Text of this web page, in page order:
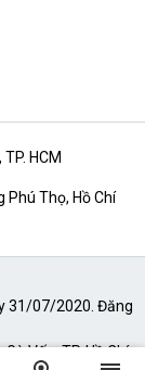
HCM
Phú Thọ, Hồ Chí
31/07/2020. Đăng
Vấp, TP. Hồ Chí